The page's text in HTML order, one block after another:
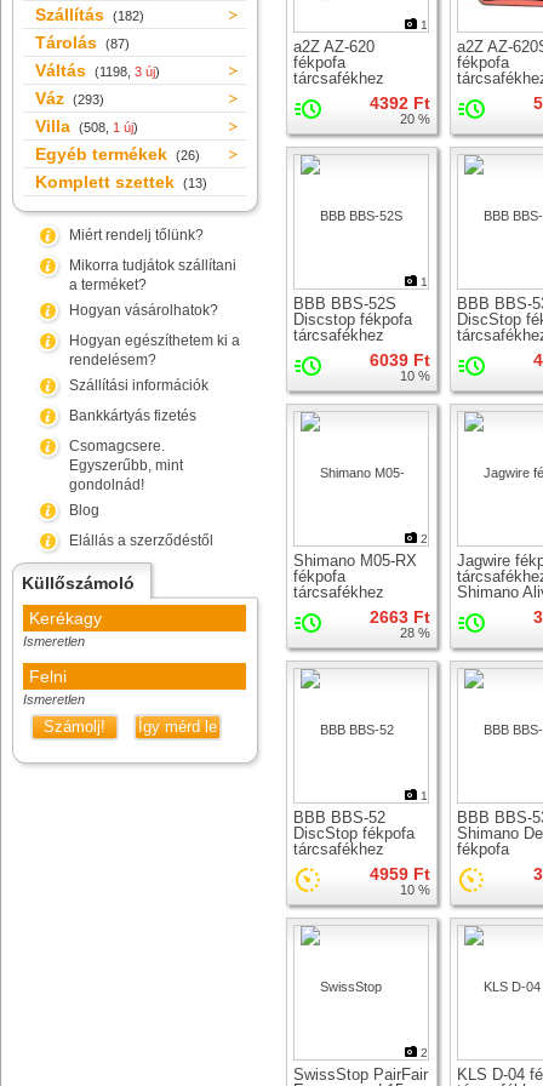
Szállítás (182)
Tárolás (87)
Váltás (1198, 3 új)
Váz (293)
Villa (508, 1 új)
Egyéb termékek (26)
Komplett szettek (13)
Miért rendelj tőlünk?
Mikorra tudjátok szállítani
a terméket?
Hogyan vásárolhatok?
Hogyan egészíthetem ki a
rendelésem?
Szállítási információk
Bankkártyás fizetés
Csomagcsere.
Egyszerűbb, mint
gondolnád!
Blog
Elállás a szerződéstől
Küllőszámoló
Kerékagy
Ismeretlen
Felni
Ismeretlen
Számolj! Így mérd le
1
a2Z AZ-620
fékpofa
tárcsafékhez
4392 Ft
20 %
a2Z AZ-
fékpofa
1
BBB BBS-52S
Discstop fékpofa
tárcsafékhez
6039 Ft
10 %
BBB BBS-
DiscStop
2
Shimano M05-RX
fékpofa
tárcsafékhez
2663 Ft
28 %
Jagwire
Shimano
1
BBB BBS-52
DiscStop fékpofa
tárcsafékhez
4959 Ft
10 %
BBB BBS-
Shimano
fékpofa
2
SwissStop PairFair
KLS D-04